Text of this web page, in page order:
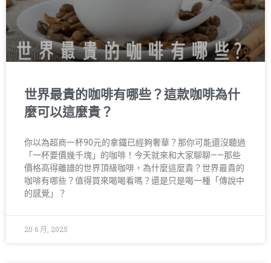
世界最貴的咖啡有哪些？這款咖啡為什
麼可以這麼貴？
你以為超商一杯90元的拿鐵已經夠奢華？那你可能還沒聽過
「一杯要價幾千塊」的咖啡！今天就來和大家聊聊——那些
價格高得離譜的世界頂級咖啡，為什麼這麼貴？世界最貴的
咖啡有哪些？值得買來喝喝看嗎？還是只是喝一種「傳說中
的感覺」？
20 6 月, 2025